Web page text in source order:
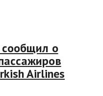
сообщил о
Airlines